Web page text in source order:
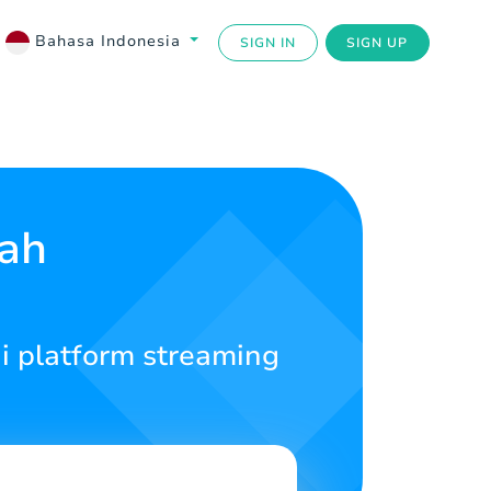
Bahasa Indonesia SIGN IN SIGN UP
platform streaming